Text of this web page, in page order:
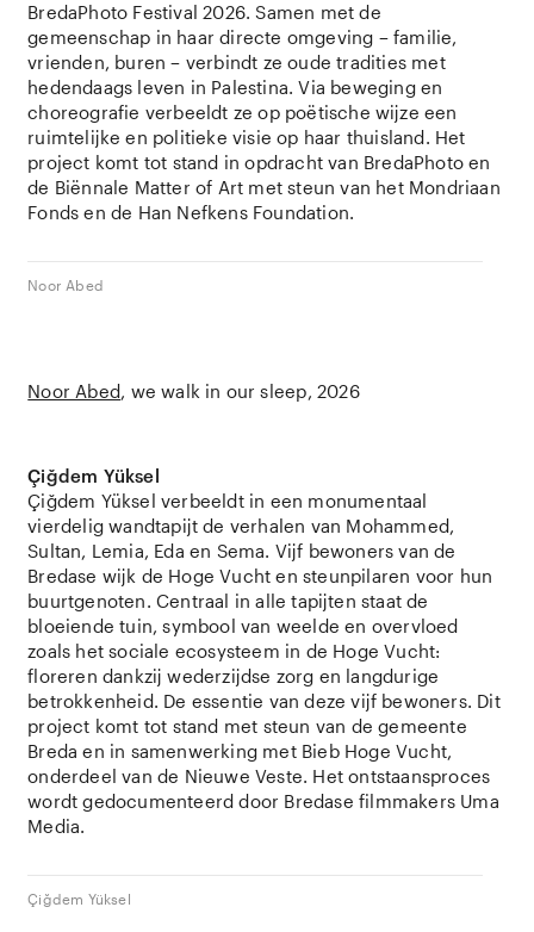
BredaPhoto Festival 2026. Samen met de
gemeenschap in haar directe omgeving – familie,
vrienden, buren – verbindt ze oude tradities met
hedendaags leven in Palestina. Via beweging en
choreografie verbeeldt ze op poëtische wijze een
ruimtelijke en politieke visie op haar thuisland. Het
project komt tot stand in opdracht van BredaPhoto en
de Biënnale Matter of Art met steun van het Mondriaan
Fonds en de Han Nefkens Foundation.
Noor Abed
Noor Abed we walk in our sleep 2026
Çiğdem Yüksel
Çiğdem Yüksel verbeeldt in een monumentaal
vierdelig wandtapijt de verhalen van Mohammed,
Sultan, Lemia, Eda en Sema. Vijf bewoners van de
Bredase wijk de Hoge Vucht en steunpilaren voor hun
buurtgenoten.Centraal in alle tapijten staat de
bloeiende tuin, symbool van weelde en overvloed
zoals het sociale ecosysteem in de Hoge Vucht:
floreren dankzij wederzijdse zorg en langdurige
betrokkenheid. De essentie van deze vijf bewoners. Dit
project komt tot stand met steun van de gemeente
Breda en in samenwerking met Bieb Hoge Vucht,
onderdeel van de Nieuwe Veste. Het ontstaansproces
wordt gedocumenteerd door Bredase filmmakers Uma
Media.
Çiğdem Yüksel